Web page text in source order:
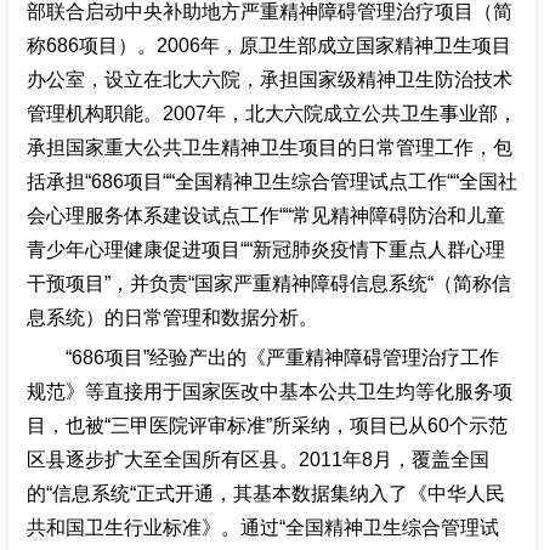
部联合启动中央补助地方严重精神障碍管理治疗项目（简
称686项目）。2006年，原卫生部成立国家精神卫生项目
办公室，设立在北大六院，承担国家级精神卫生防治技术
管理机构职能。2007年，北大六院成立公共卫生事业部，
承担国家重大公共卫生精神卫生项目的日常管理工作，包
括承担“686项目““全国精神卫生综合管理试点工作““全国社
会心理服务体系建设试点工作““常见精神障碍防治和儿童
青少年心理健康促进项目““新冠肺炎疫情下重点人群心理
干预项目”，并负责“国家严重精神障碍信息系统“（简称信
息系统）的日常管理和数据分析。
“686项目”经验产出的《严重精神障碍管理治疗工作
规范》等直接用于国家医改中基本公共卫生均等化服务项
目，也被“三甲医院评审标准”所采纳，项目已从60个示范
区县逐步扩大至全国所有区县。2011年8月，覆盖全国
的“信息系统“正式开通，其基本数据集纳入了《中华人民
共和国卫生行业标准》。通过“全国精神卫生综合管理试